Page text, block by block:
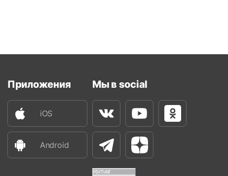
Приложения
iOS
Android
Мы в social
ВконтактеYoutube
ТелеграмЯндекс Дзен